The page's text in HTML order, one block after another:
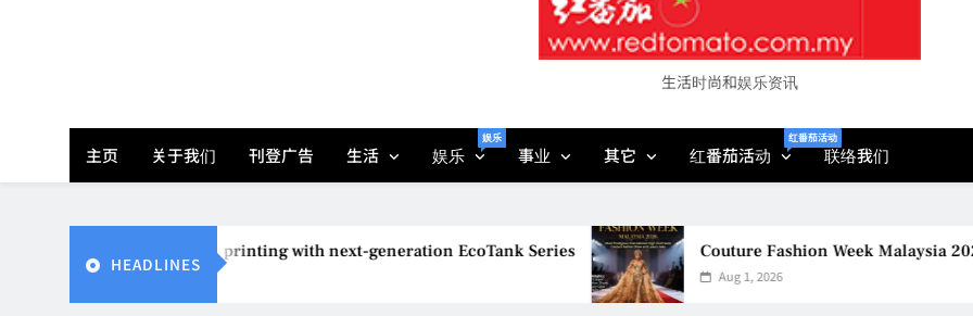
“See Her Heal – 1,000 Untold
2026 全国房地产大奖创
生活时尚和娱乐资讯
主页 关于我们 刊登广告 生活 娱乐
娱乐
事业 其它 红番茄活动
红番茄活动
联络我们
HEADLINES
reinvents affordable printing with next-generation EcoTank Series Couture Fashion Week Malaysia 2026–
Aug 1, 2026